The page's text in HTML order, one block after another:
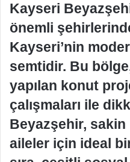
Kayseri
önemli
Kayseri’nin
semtidir. Bu
yapılan konut
çalışmaları ile
Beyazşehir,
aileler için ideal